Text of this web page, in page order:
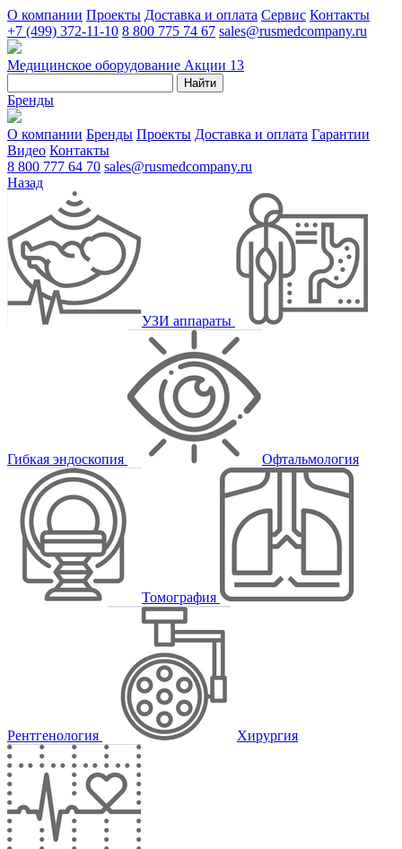
О компании Проекты Доставка и оплата Сервис Контакты
+7 (499) 372-11-10 8 800 775 74 67 sales@rusmedcompany.ru
Медицинское оборудование Акции 13
Найти
Бренды
О компании Бренды Проекты Доставка и оплата Гарантии
Видео Контакты
8 800 777 64 70 sales@rusmedcompany.ru
Назад
УЗИ аппараты
Гибкая эндоскопия Офтальмология
Томография
Рентгенология Хирургия